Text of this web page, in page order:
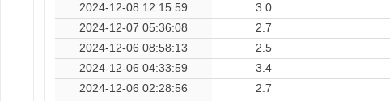
2024-12-08 12:15:59
3.0
2024-12-07 05:36:08
2.7
2024-12-06 08:58:13
2.5
2024-12-06 04:33:59
3.4
2024-12-06 02:28:56
2.7